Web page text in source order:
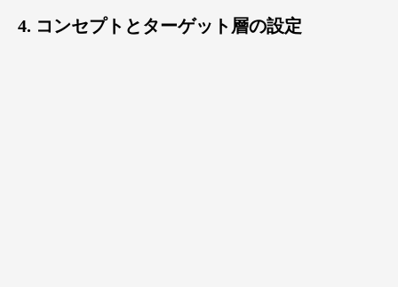
4. コンセプトとターゲット層の設定